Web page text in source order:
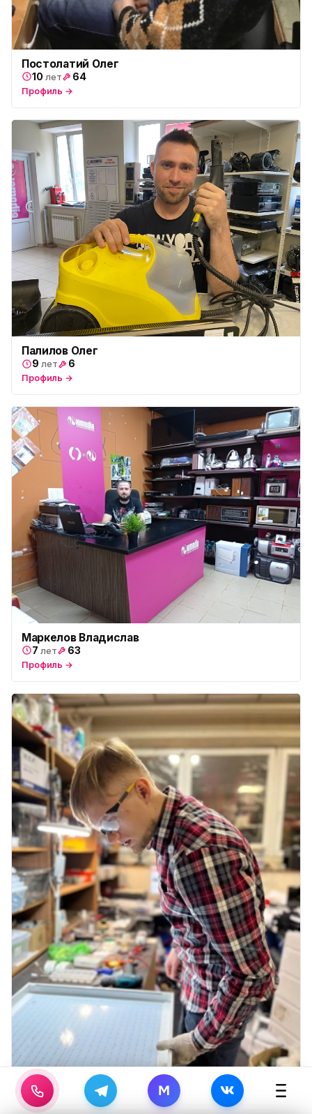
Постолатий Олег
10 лет 64
Профиль →
Палилов Олег
9 лет 6
Профиль →
Маркелов Владислав
7 лет 63
Профиль →
Давыдов Денис
5лет
M